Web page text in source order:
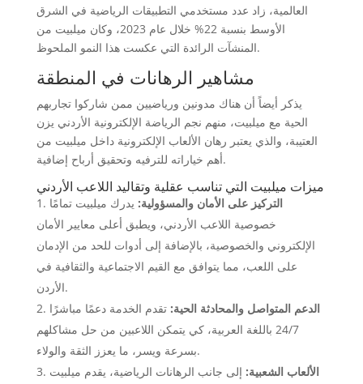
العالمية، زاد عدد مستخدمي التطبيقات الرياضية في الشرق
الأوسط بنسبة 22% خلال عام 2023، وكان ميلبيت من
المنشآت الرائدة التي عكست هذا النمو الملحوظ.
مشاهير الرهانات في المنطقة
يذكر أيضاً أن هناك مدونين ورياضيين ممن شاركوا تجاربهم
الحية مع ميلبيت، منهم نجم الرياضة الإلكترونية الأردني يزن
العتيبة، والذي يعتبر رهان الألعاب الإلكترونية داخل ميلبيت من
أهم خياراته للترفيه وتحقيق أرباح إضافية.
ميزات ميلبيت التي تناسب عقلية وتقاليد اللاعب الأردني
التركيز على الأمان والمسؤولية: يدرك ميلبيت تمامًا
خصوصية اللاعب الأردني، ويطبق أعلى معايير الأمان
الإلكتروني والخصوصية، بالإضافة إلى أدوات للحد من الإدمان
على اللعب، مما يتوافق مع القيم الاجتماعية والثقافية في
الأردن.
الدعم المتواصل والمحادثة الحية: تقدم الخدمة دعمًا مباشرًا
24/7 باللغة العربية، كي يتمكن اللاعبين من حل مشاكلهم
بسرعة ويسر، ما يعزز الثقة والولاء.
الألعاب الشعبية: إلى جانب الرهانات الرياضية، يقدم ميلبيت